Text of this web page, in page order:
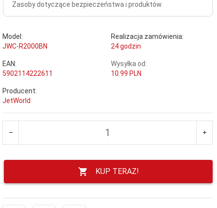
Zasoby dotyczące bezpieczeństwa i produktów
Model:
JWC-R2000BN
Realizacja zamówienia:
24 godzin
EAN:
5902114222611
Wysyłka od:
10.99 PLN
Producent:
JetWorld
KUP TERAZ!